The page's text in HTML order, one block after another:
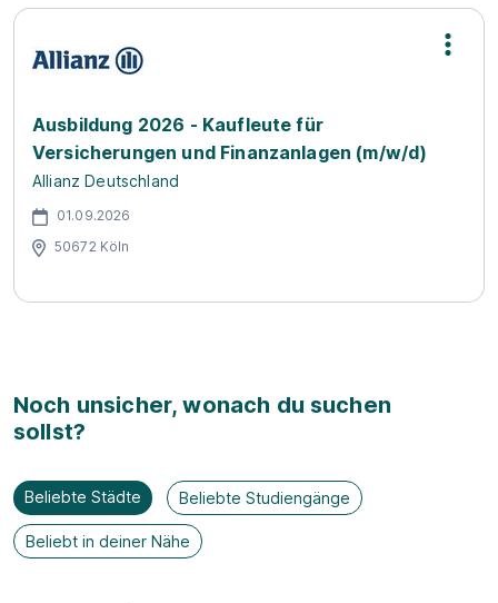
Ausbildung 2026 - Kaufleute für
Versicherungen und Finanzanlagen (m/w/d)
Allianz Deutschland
01.09.2026
50672 Köln
Noch unsicher, wonach du suchen
sollst?
Beliebte Städte Beliebte Studiengänge
Beliebt in deiner Nähe